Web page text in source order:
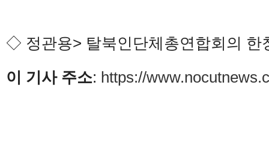
◇ 정관용> 탈북인단체총연합회의 한
이 기사 주소: https://